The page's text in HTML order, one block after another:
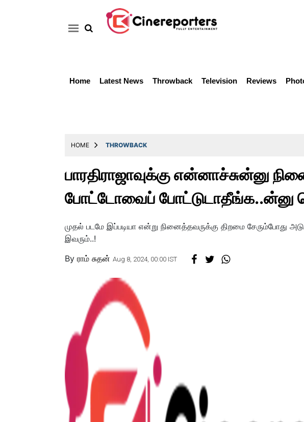
Home Latest News Throwback Television Reviews
HOME THROWBACK
பாரதிராஜாவுக்கு என்னாச்சுன்னு
போட்டோவைப்
முதல் படமே இப்படியா என்று நினைத்தவருக்கு திறமை சேரும்போது
இவரும்..!
By ராம் சுதன் Aug 8, 2024, 00:00 IST